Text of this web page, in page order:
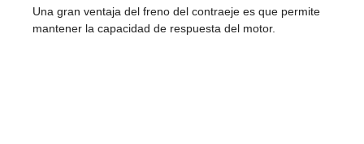
Una gran ventaja del freno del contraeje es que permite
mantener la capacidad de respuesta del motor.